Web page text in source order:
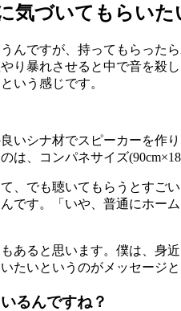
気づいてもらいた
んですが、持ってもらった
り暴れさせると中で音を殺
いう感じです。
いシナ材でスピーカーを作
は、コンパネサイズ(
、でも聴いてもらうとすご
です。「いや、普通にホー
あると思います。僕は、身
たいというのがメッセージと
るんですね？